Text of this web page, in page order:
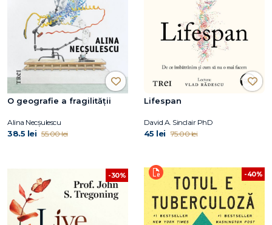
O geografie a fragilității
Alina Necșulescu
38.5 lei 55.00 lei
Lifespan
David A. Sinclair PhD
45 lei 75.00 lei
-30% -40%